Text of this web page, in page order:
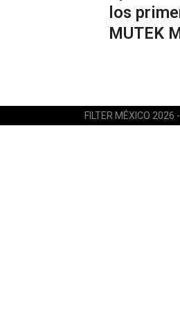
los
MUTEK
FILTER MÉXICO